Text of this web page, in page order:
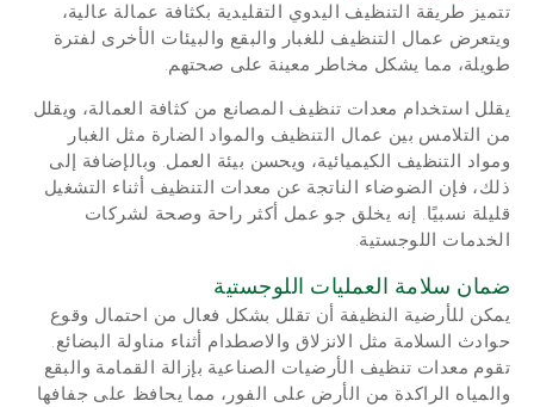
تتميز طريقة التنظيف اليدوي التقليدية بكثافة عمالة عالية،
ويتعرض عمال التنظيف للغبار والبقع والبيئات الأخرى لفترة
طويلة، مما يشكل مخاطر معينة على صحتهم.
يقلل استخدام معدات تنظيف المصانع من كثافة العمالة، ويقلل
من التلامس بين عمال التنظيف والمواد الضارة مثل الغبار
ومواد التنظيف الكيميائية، ويحسن بيئة العمل. وبالإضافة إلى
ذلك، فإن الضوضاء الناتجة عن معدات التنظيف أثناء التشغيل
قليلة نسبيًا. إنه يخلق جو عمل أكثر راحة وصحة لشركات
الخدمات اللوجستية.
ضمان سلامة العمليات اللوجستية
يمكن للأرضية النظيفة أن تقلل بشكل فعال من احتمال وقوع
حوادث السلامة مثل الانزلاق والاصطدام أثناء مناولة البضائع.
تقوم معدات تنظيف الأرضيات الصناعية بإزالة القمامة والبقع
والمياه الراكدة من الأرض على الفور، مما يحافظ على جفافها